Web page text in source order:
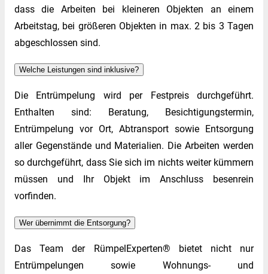
dass die Arbeiten bei kleineren Objekten an einem
Arbeitstag, bei größeren Objekten in max. 2 bis 3 Tagen
abgeschlossen sind.
Welche Leistungen sind inklusive?
Die Entrümpelung wird per Festpreis durchgeführt.
Enthalten sind: Beratung, Besichtigungstermin,
Entrümpelung vor Ort, Abtransport sowie Entsorgung
aller Gegenstände und Materialien. Die Arbeiten werden
so durchgeführt, dass Sie sich im nichts weiter kümmern
müssen und Ihr Objekt im Anschluss besenrein
vorfinden.
Wer übernimmt die Entsorgung?
Das Team der RümpelExperten® bietet nicht nur
Entrümpelungen sowie Wohnungs- und